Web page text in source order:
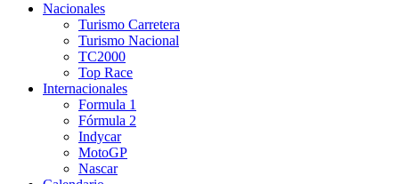
Nacionales
Turismo Carretera
Turismo Nacional
TC2000
Top Race
Internacionales
Formula 1
Fórmula 2
Indycar
MotoGP
Nascar